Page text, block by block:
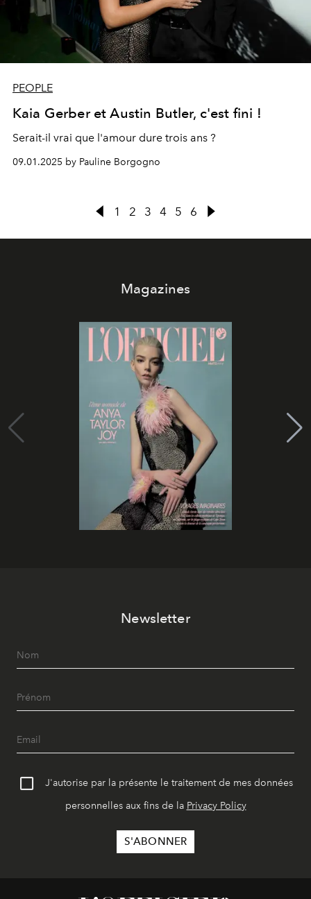
PEOPLE
Kaia Gerber et Austin Butler, c'est fini !
Serait-il vrai que l'amour dure trois ans ?
09.01.2025 by Pauline Borgogno
1 2 3 4 5 6
Magazines
Newsletter
J'autorise par la présente le traitement de mes données
personnelles aux fins de la Privacy Policy